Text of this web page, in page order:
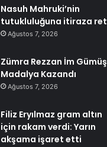
Nasuh Mahruki’nin
tutukluluğuna itiraza ret
Ağustos 7, 2026
Zümra Rezzan İm Gümüş
Madalya Kazandı
Ağustos 7, 2026
Filiz Eryılmaz gram altın
için rakam verdi: Yarın
akşama işaret etti